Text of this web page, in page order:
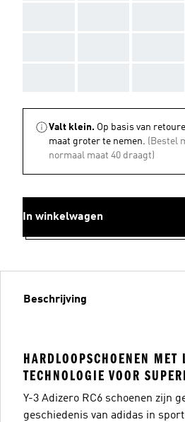
Valt klein. Op basis van
maat groter te nemen. (Bestel
normaal maat 40 draagt)
In winkelwagen
Beschrijving
HARDLOOPSCHOENEN MET
TECHNOLOGIE VOOR
Y-3 Adizero RC6 schoenen zijn
geschiedenis van adidas in